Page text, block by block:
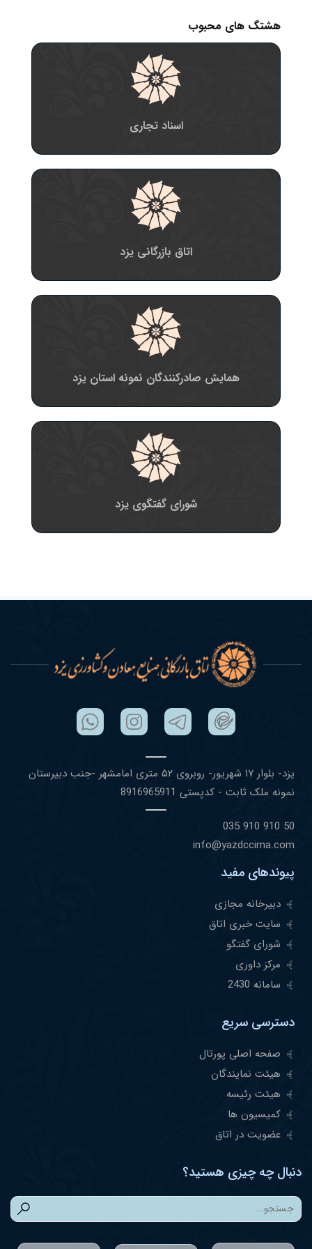
هشتگ های محبوب
اسناد تجاری
اتاق بازرگانی یزد
همایش صادرکنندگان نمونه استان یزد
شورای گفتگوی یزد
یزد- بلوار ١٧ شهریور- روبروی ۵٢ متری امامشهر -جنب دبیرستان
نمونه ملک ثابت - کدپستی 8916965911
50 910 910 035
info@yazdccima.com
پیوندهای مفید
دبیرخانه مجازی
سایت خبری اتاق
شورای گفتگو
مرکز داوری
سامانه 2430
دسترسی سریع
صفحه اصلی پورتال
هیئت نمایندگان
هیئت رئیسه
کمیسیون ها
عضویت در اتاق
دنبال چه چیزی هستید؟